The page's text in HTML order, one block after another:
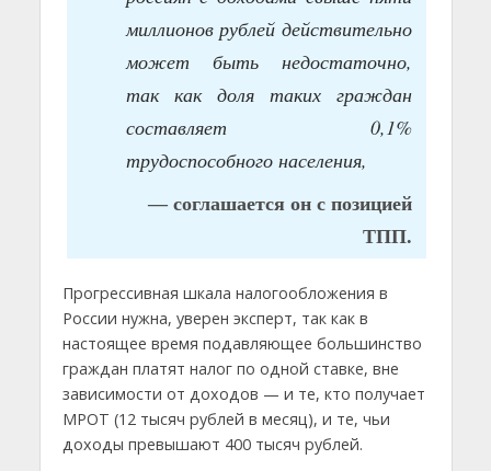
миллионов рублей действительно
может быть недостаточно,
так как доля таких граждан
составляет 0,1%
трудоспособного населения,
— соглашается он с позицией
ТПП.
Прогрессивная шкала налогообложения в
России нужна, уверен эксперт, так как в
настоящее время подавляющее большинство
граждан платят налог по одной ставке, вне
зависимости от доходов — и те, кто получает
МРОТ (12 тысяч рублей в месяц), и те, чьи
доходы превышают 400 тысяч рублей.